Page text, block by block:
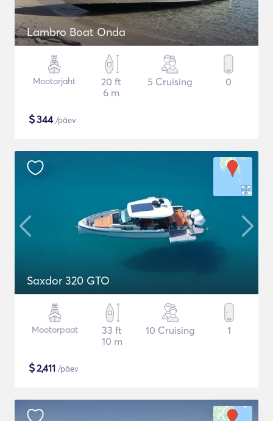
Lambro Boat Onda
Mootorjaht
20 ft
6 m
5 Cruising 0
$344/päev
Saxdor 320 GTO
Mootorpaat
33 ft
10 m
10 Cruising 1
$2,411 /päev